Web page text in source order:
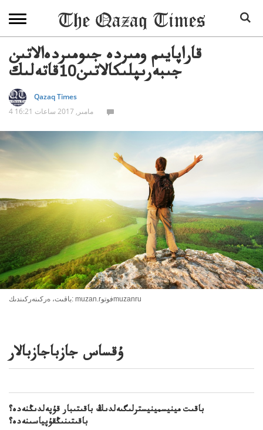
قاراپايىم ومىردە جىومىردەالاتىن
جىبەرىپلىكالاتىن10قاتەلىك
Qazaq Times
4 مامىر, 2017 ساعات 16:21
باقىت، ەركىنەركىندىك: muzan.rفوتوmuzanru
ۇقساس جازباجازبالار
باقىت مينيسمينيسترلىگىەلدىڭ باقىتىبار قۇپەلدىڭنەدە؟
باقىتىنىڭقۇپياسىنەدە؟